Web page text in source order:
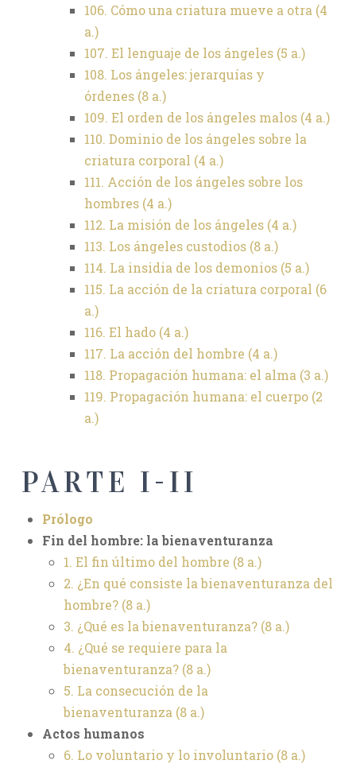
106. Cómo una criatura mueve a otra (4
a.)
107. El lenguaje de los ángeles (5 a.)
108. Los ángeles: jerarquías y
órdenes (8 a.)
109. El orden de los ángeles malos (4 a.)
110. Dominio de los ángeles sobre la
criatura corporal (4 a.)
111. Acción de los ángeles sobre los
hombres (4 a.)
112. La misión de los ángeles (4 a.)
113. Los ángeles custodios (8 a.)
114. La insidia de los demonios (5 a.)
115. La acción de la criatura corporal (6
a.)
116. El hado (4 a.)
117. La acción del hombre (4 a.)
118. Propagación humana: el alma (3 a.)
119. Propagación humana: el cuerpo (2
a.)
PARTE I-II
Prólogo
Fin del hombre: la bienaventuranza
1. El fin último del hombre (8 a.)
2. ¿En qué consiste la bienaventuranza del
hombre? (8 a.)
3. ¿Qué es la bienaventuranza? (8 a.)
4. ¿Qué se requiere para la
bienaventuranza? (8 a.)
5. La consecución de la
bienaventuranza (8 a.)
Actos humanos
6. Lo voluntario y lo involuntario (8 a.)